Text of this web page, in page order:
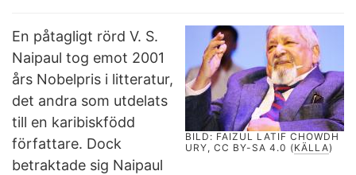
BILD: FAIZUL LATIF CHOWDH
URY, CC BY-SA 4.0 (KÄLLA)
En påtagligt rörd V. S.
Naipaul tog emot 2001
års Nobelpris i litteratur,
det andra som utdelats
till en karibiskfödd
författare. Dock
betraktade sig Naipaul